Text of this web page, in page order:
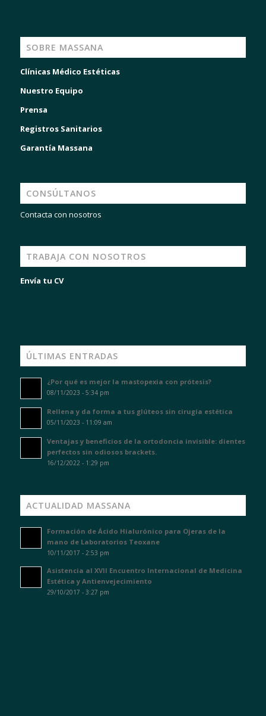
SOBRE MASSANA
Clínicas Médico Estéticas
Nuestro Equipo
Prensa
Registros Sanitarios
Garantía Massana
CONSÚLTANOS
Contacta con nosotros
TRABAJA CON NOSOTROS
Envía tu CV
ÚLTIMAS ENTRADAS
¿Por qué es mejor la mastopexia con prótesis?
08/11/2023 - 5:34 pm
Rellena y da forma a tus glúteos sin cirugía estética
05/11/2023 - 11:09 am
Ventajas y beneficios de la ortodoncia invisible: dientes
perfectos sin odiosos brackets.
16/12/2022 - 1:29 pm
ACTUALIDAD MASSANA
Formación de Ácido Hialurónico para Ojeras de la
mano de Laboratorios Teoxane
10/11/2017 - 2:53 pm
Asistencia al XVII Encuentro Internacional de Medicina
Estética y Antienvejecimiento
29/10/2017 - 3:27 pm